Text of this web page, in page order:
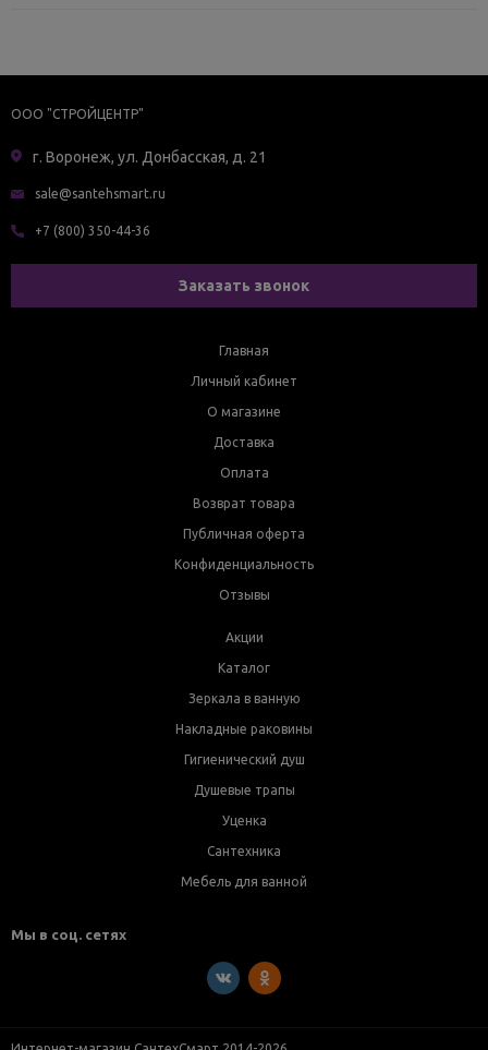
ООО "СТРОЙЦЕНТР"
г. Воронеж, ул. Донбасская, д. 21
sale@santehsmart.ru
+7 (800) 350-44-36
Заказать звонок
Главная
Личный кабинет
О магазине
Доставка
Оплата
Возврат товара
Публичная оферта
Конфиденциальность
Отзывы
Акции
Каталог
Зеркала в ванную
Накладные раковины
Гигиенический душ
Душевые трапы
Уценка
Сантехника
Мебель для ванной
Мы в соц. сетях